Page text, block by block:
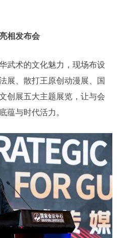
相发布会
武术的文化魅力，现场布设
展、散打王原创动漫展、国
创展五大主题展览，让与会
蕴与时代活力。